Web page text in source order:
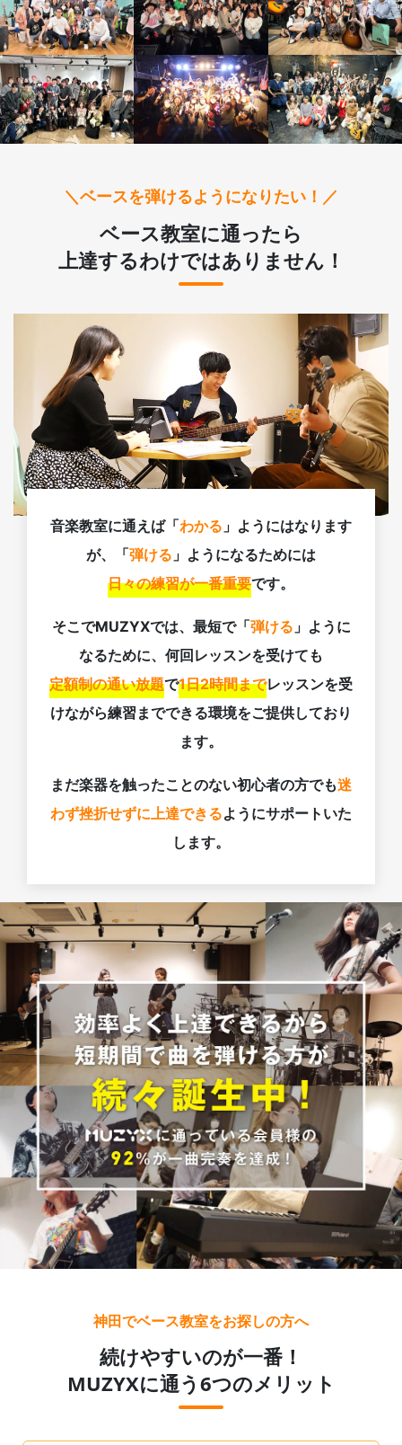
＼ベースを弾けるようになりたい！／
ベース教室に通ったら
上達するわけではありません！
音楽教室に通えば「わかる 」ようにはなります
が、「弾ける 」ようになるためには
日々の練習が一番重要です。
そこでMUZYXでは、最短で「弾ける 」ように
なるために、何回レッスンを受けても
定額制の通い放題で1日2時間までレッスンを受
けながら練習までできる環境をご提供しており
ます。
まだ楽器を触ったことのない初心者の方でも迷
わず挫折せずに上達できるようにサポートいた
します。
神田でベース教室をお探しの方へ
続けやすいのが一番！
MUZYXに通う6つのメリット